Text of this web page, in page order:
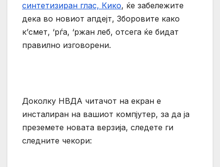
синтетизиран глас, Кико, ќе забележите
дека во новиот апдејт, Зборовите како
к’смет, ‘рѓа, ‘ржан леб, отсега ќе бидат
правилно изговорени.
Доколку НВДА читачот на екран е
инсталиран на вашиот компјутер, за да ја
преземете новата верзија, следете ги
следните чекори: